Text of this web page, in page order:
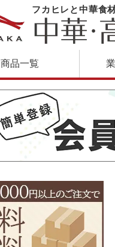
フカヒレと中華食
商品一覧